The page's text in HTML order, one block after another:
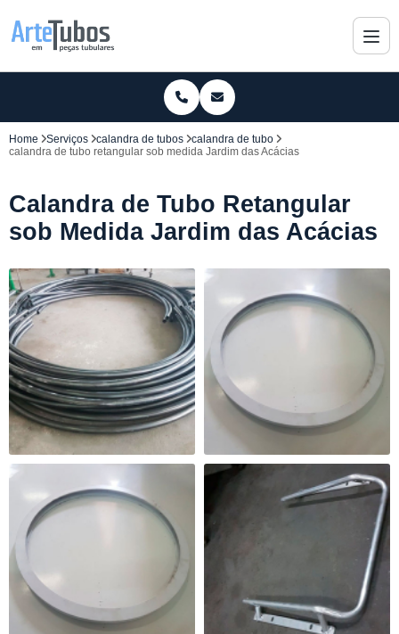
Home Serviços calandra de tubos
calandra de tubo
calandra de tubo retangular sob medida Jardim das Acácias
Calandra de Tubo Retangular
sob Medida Jardim das Acácias